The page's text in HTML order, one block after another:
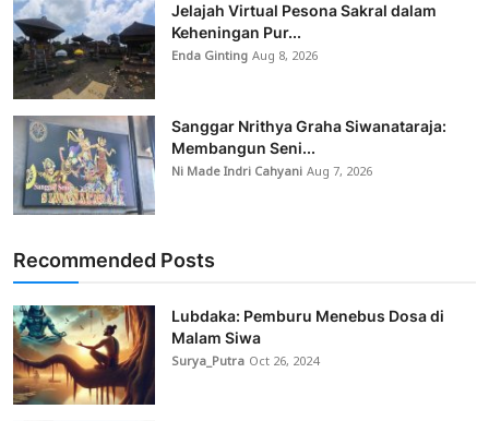
Jelajah Virtual Pesona Sakral dalam
Keheningan Pur...
Enda GintingAug 8, 2026
Sanggar Nrithya Graha Siwanataraja:
Membangun Seni...
Ni Made Indri CahyaniAug 7, 2026
Recommended Posts
Lubdaka: Pemburu Menebus Dosa di
Malam Siwa
Surya_Putra Oct 26, 2024